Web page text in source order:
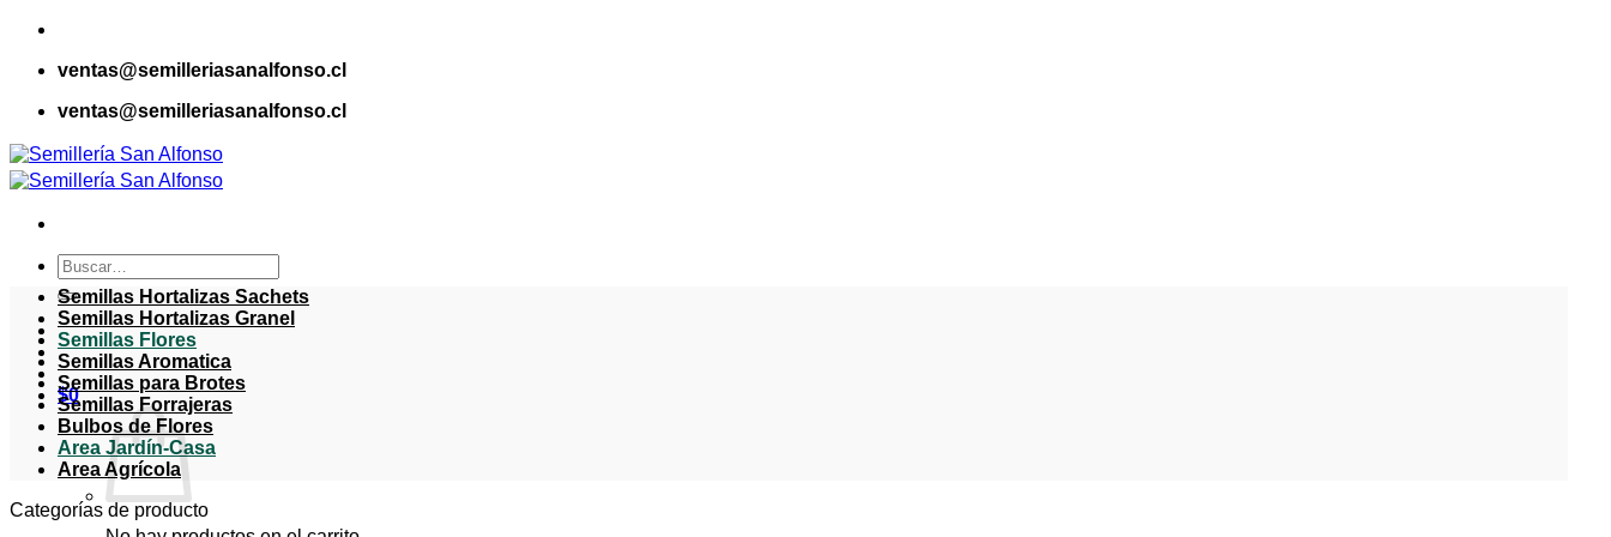
Saltar
contenidoventas@semilleriasanalfonso.cl
ventas@semilleriasanalfonso.cl
Buscar
por:
$0
Semillas Hortalizas Sachets
Semillas Hortalizas Granel
Semillas Flores
Semillas Aromatica
Semillas para Brotes
Semillas Forrajeras
Bulbos de Flores
Area Jardín-Casa
Area Agrícola
Categorías de producto